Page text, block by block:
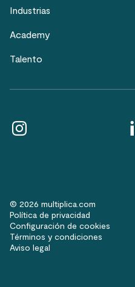
Industrias
Academy
Talento
© 2026 multiplica.com
Política de privacidad
Configuración de cookies
Términos y condiciones
Aviso legal